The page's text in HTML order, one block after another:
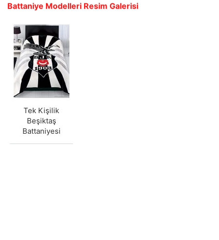
Battaniye Modelleri Resim Galerisi
Tek Kişilik
Beşiktaş
Battaniyesi